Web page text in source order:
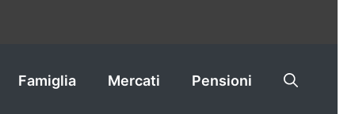
Famiglia Mercati Pensioni